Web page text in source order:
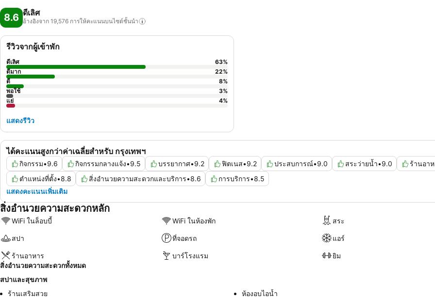
8.6 ดีเลิศ
อ้างอิงจาก 19,576 การให้คะแนนบนไซต์ชั้นนำ
ได้คะแนนสูงกว่าค่าเฉลี่ยสำหรับ กรุงเทพฯ
กิจกรรม•9.6 กิจกรรมกลางแจ้ง•9.5 บรรยากาศ•9.2 ฟิตเนส•9.2 ประสบการณ์•9.0 สระว่ายน้ำ•9.0 ร้านอา
ตำแหน่งที่ตั้ง•8.8 สิ่งอำนวยความสะดวกและบริการ•8.6 การบริการ•8.5
แสดงคะแนนเพิ่มเติม
รีวิวจากผู้เข้าพัก
ดีเลิศ 63%
ดีมาก
22%
ดี
8%
พอใช้
3%
แย่
4%
แสดงรีวิว
สิ่งอำนวยความสะดวกหลัก
WiFi ในล็อบบี้ WiFi ในห้องพัก สระ
สปา ที่จอดรถ แอร์
ร้านอาหาร บาร์โรงแรม
ยิม
สิ่งอำนวยความสะดวกทั้งหมด
สปาและสุขภาพ
ร้านเสริมสวย
ห้องอบไอน้ำ